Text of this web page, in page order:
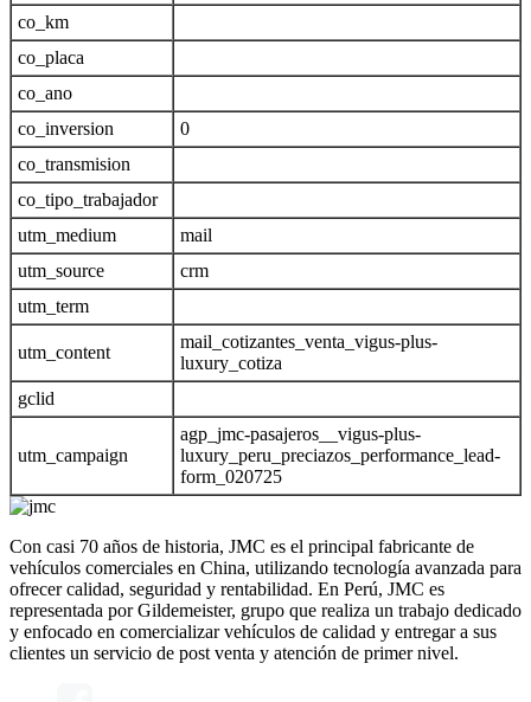
co_km
co_placa
co_ano
co_inversion
0
co_transmision
co_tipo_trabajador
utm_medium
mail
utm_source
crm
utm_term
utm_content
mail_cotizantes_venta_vigus-plus-
luxury_cotiza
gclid
utm_campaign
agp_jmc-pasajeros__vigus-plus-
luxury_peru_preciazos_performance_lead-
form_020725
Con casi 70 años de historia, JMC es el principal fabricante de
vehículos comerciales en China, utilizando tecnología avanzada para
ofrecer calidad, seguridad y rentabilidad. En Perú, JMC es
representada por Gildemeister, grupo que realiza un trabajo dedicado
y enfocado en comercializar vehículos de calidad y entregar a sus
clientes un servicio de post venta y atención de primer nivel.